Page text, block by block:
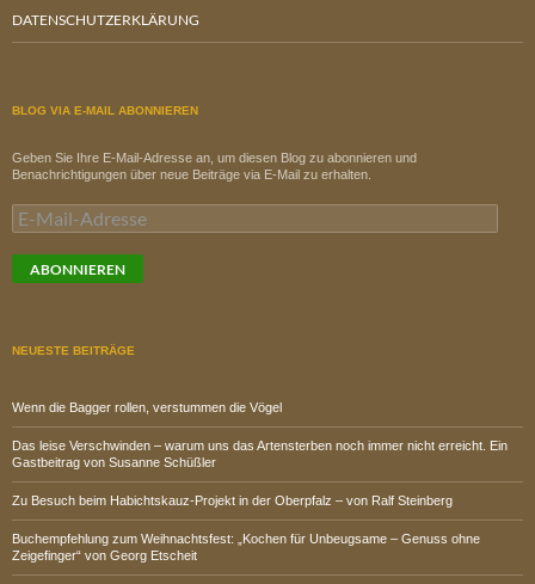
DATENSCHUTZERKLÄRUNG
BLOG VIA E-MAIL ABONNIEREN
Geben Sie Ihre E-Mail-Adresse an, um diesen Blog zu abonnieren und
Benachrichtigungen über neue Beiträge via E-Mail zu erhalten.
E-
Mail-
ABONNIEREN
NEUESTE BEITRÄGE
Wenn die Bagger rollen, verstummen die Vögel
Das leise Verschwinden – warum uns das Artensterben noch immer nicht erreicht. Ein
Gastbeitrag von Susanne Schüßler
Zu Besuch beim Habichtskauz-Projekt in der Oberpfalz – von Ralf Steinberg
Buchempfehlung zum Weihnachtsfest: „Kochen für Unbeugsame – Genuss ohne
Zeigefinger“ von Georg Etscheit